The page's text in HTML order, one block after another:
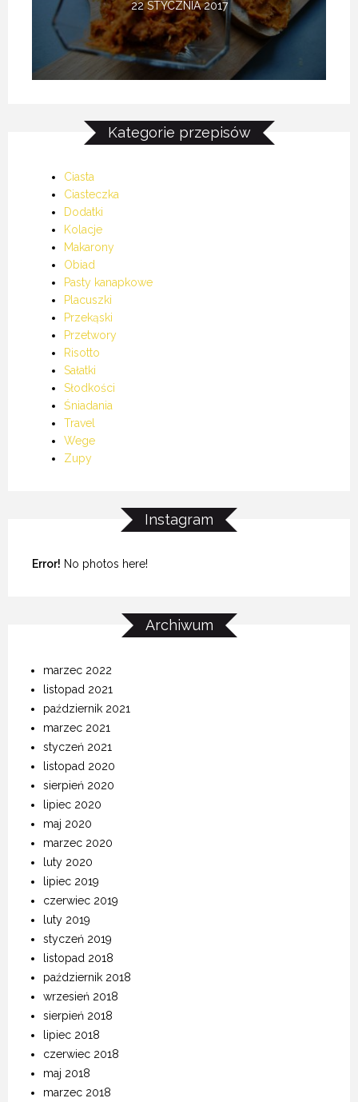
22 STYCZNIA 2017
Kategorie przepisów
Ciasta
Ciasteczka
Dodatki
Kolacje
Makarony
Obiad
Pasty kanapkowe
Placuszki
Przekąski
Przetwory
Risotto
Sałatki
Słodkości
Śniadania
Travel
Wege
Zupy
Instagram
Error! No photos here!
Archiwum
marzec 2022
listopad 2021
październik 2021
marzec 2021
styczeń 2021
listopad 2020
sierpień 2020
lipiec 2020
maj 2020
marzec 2020
luty 2020
lipiec 2019
czerwiec 2019
luty 2019
styczeń 2019
listopad 2018
październik 2018
wrzesień 2018
sierpień 2018
lipiec 2018
czerwiec 2018
maj 2018
marzec 2018